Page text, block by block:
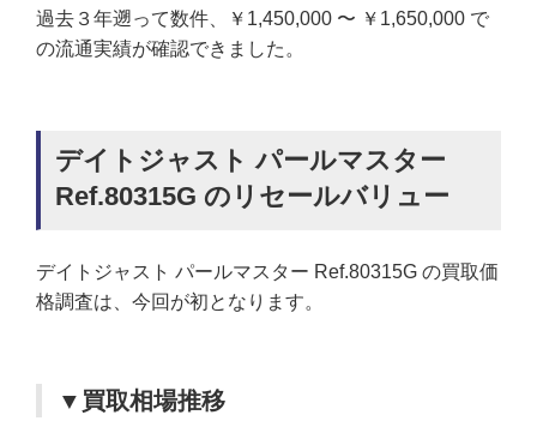
過去３年遡って数件、￥1,450,000 〜 ￥1,650,000 で
の流通実績が確認できました。
デイトジャスト パールマスター
Ref.80315G のリセールバリュー
デイトジャスト パールマスター Ref.80315G の買取価
格調査は、今回が初となります。
▼買取相場推移